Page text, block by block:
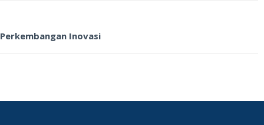
Perkembangan Inovasi